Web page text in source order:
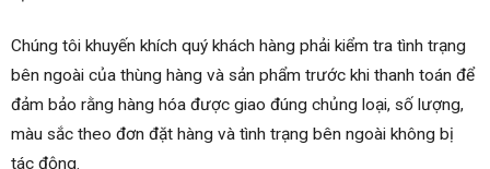
Chúng tôi khuyến khích quý khách hàng phải kiểm tra tình trạng
bên ngoài của thùng hàng và sản phẩm trước khi thanh toán để
đảm bảo rằng hàng hóa được giao đúng chủng loại, số lượng,
màu sắc theo đơn đặt hàng và tình trạng bên ngoài không bị
tác động.